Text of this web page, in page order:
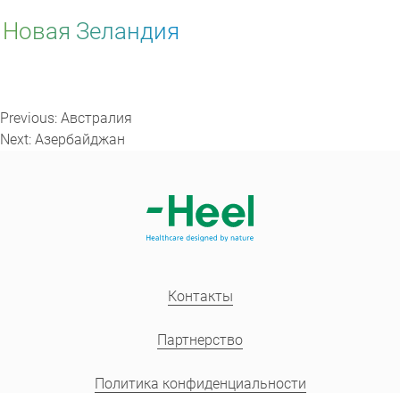
Новая Зеландия
записям
Previous: Австралия
Next: Азербайджан
Контакты
Партнерство
Политика конфиденциальности